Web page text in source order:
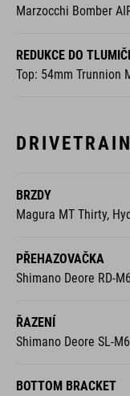
Marzocchi Bomber
REDUKCE DO
Top: 54mm Trunnion
BRZDY
Magura MT Thirty,
PŘEHAZOVAČKA
Shimano Deore RD-
ŘAZENÍ
Shimano Deore SL-
BOTTOM BRACKET